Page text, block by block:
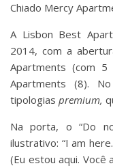
Chiado Mercy
A Lisbon Best
2014, com a
Apartments (com
Apartments (8).
tipologias premium,
Na porta, o “Do
ilustrativo: “I am
(Eu estou aqui. Você